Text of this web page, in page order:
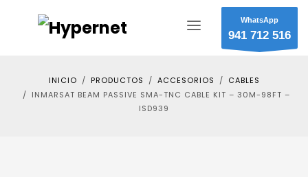
WhatsApp
941 712 516
INICIO PRODUCTOS ACCESORIOS
CABLES
INMARSAT BEAM PASSIVE SMA-TNC CABLE KIT – 30M-98FT –
ISD939